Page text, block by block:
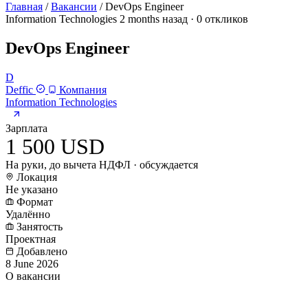
Главная / Вакансии / DevOps Engineer
Information Technologies 2 months назад · 0 откликов
DevOps Engineer
D
Deffic
Компания
Information Technologies
Зарплата
1 500 USD
На руки, до вычета НДФЛ · обсуждается
Локация
Не указано
Формат
Удалённо
Занятость
Проектная
Добавлено
8 June 2026
О вакансии